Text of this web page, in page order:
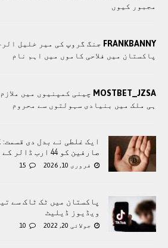
مجبور کیوں
FRANKBANNY جنگ گروپ کی میر خلیل
پاکستان میں فلاحی کاموں ميں اہم نام
MOSTBET_JZSA چينی کمپنيوں ميں
ہی ملک ميں بنيادی سہولتوں سے محروم
ایک غلطی نے بدل دی
صارفین کو 44 ارب ڈالر کے بٹ کوائن ‘تحفہ’ دے دیے
فروری 10, 2026 15
پاکستان میں ٹک ٹاک سے
ویڈیوز ڈیلیٹ
جولائی 20, 2022 10